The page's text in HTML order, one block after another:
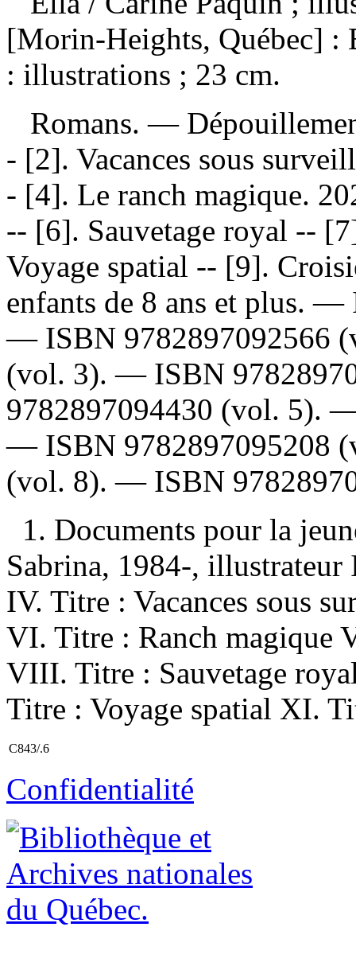
[Morin-Heights, Québec]
: illustrations ; 23 cm.
Romans. —
- [2]. Vacances sous
- [4]. Le ranch magique.
-- [6]. Sauvetage royal --
Voyage spatial -- [9].
enfants de 8 ans et plus. —
— ISBN 9782897092566
(vol. 3). — ISBN
9782897094430 (vol. 5).
— ISBN 9782897095208
(vol. 8). — ISBN
1. Documents pour la
Sabrina, 1984-,
IV. Titre : Vacances sous
VI. Titre : Ranch magique
VIII. Titre : Sauvetage
Titre : Voyage spatial XI.
C843/.6
Confidentialité